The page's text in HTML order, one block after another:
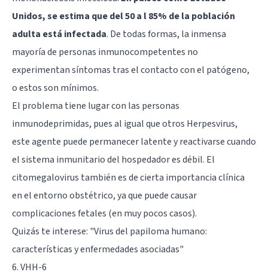
Unidos, se estima que del 50 a l 85% de la población
adulta está infectada. De todas formas, la inmensa
mayoría de personas inmunocompetentes no
experimentan síntomas tras el contacto con el patógeno,
o estos son mínimos.
El problema tiene lugar con las personas
inmunodeprimidas, pues al igual que otros Herpesvirus,
este agente puede permanecer latente y reactivarse cuando
el sistema inmunitario del hospedador es débil. El
citomegalovirus también es de cierta importancia clínica
en el entorno obstétrico, ya que puede causar
complicaciones fetales (en muy pocos casos).
Quizás te interese: "Virus del papiloma humano:
características y enfermedades asociadas"
6. VHH-6